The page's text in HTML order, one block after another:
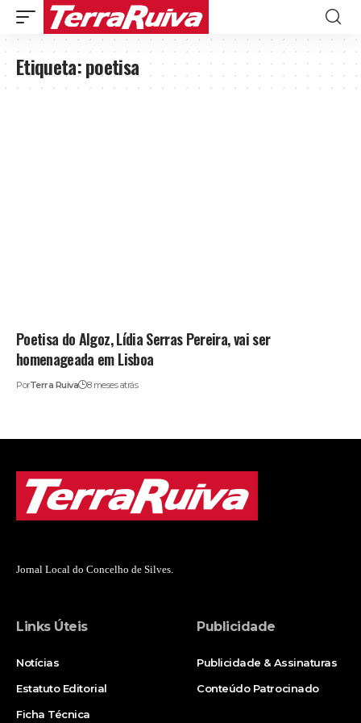
Etiqueta:poetisa
Poetisa do Algoz, Lídia Serras Pereira, vai ser
homenageada em Lisboa
PorTerra Ruiva 8 meses atrás
Jornal Local do Concelho de Silves.
Links Úteis
Notícias
Estatuto Editorial
Ficha Técnica
Publicidade
Publicidade & Assinaturas
Conteúdo Patrocinado